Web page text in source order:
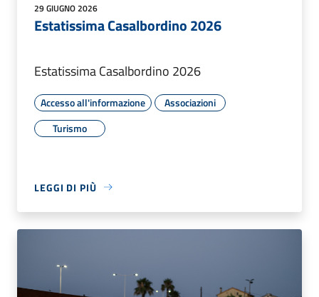
29 GIUGNO 2026
Estatissima Casalbordino 2026
Estatissima Casalbordino 2026
Accesso all'informazione
Associazioni
Turismo
LEGGI DI PIÙ